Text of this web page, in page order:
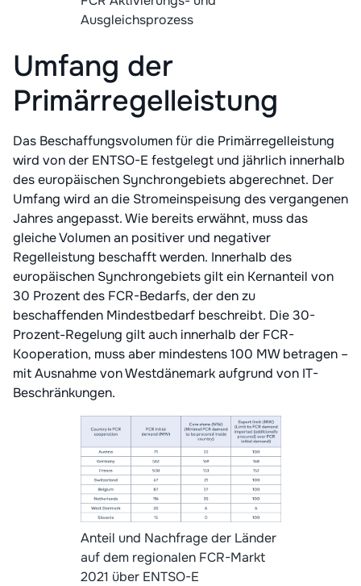
Ausgleichsprozess
Umfang der
Primärregelleistung
Das Beschaffungsvolumen für die Primärregelleistung
wird von der ENTSO-E festgelegt und jährlich innerhalb
des europäischen Synchrongebiets abgerechnet. Der
Umfang wird an die Stromeinspeisung des vergangenen
Jahres angepasst. Wie bereits erwähnt, muss das
gleiche Volumen an positiver und negativer
Regelleistung beschafft werden. Innerhalb des
europäischen Synchrongebiets gilt ein Kernanteil von
30 Prozent des FCR-Bedarfs, der den zu
beschaffenden Mindestbedarf beschreibt. Die 30-
Prozent-Regelung gilt auch innerhalb der FCR-
Kooperation, muss aber mindestens 100 MW betragen –
mit Ausnahme von Westdänemark aufgrund von IT-
Beschränkungen.
Anteil und Nachfrage der Länder
auf dem regionalen FCR-Markt
2021 über ENTSO-E